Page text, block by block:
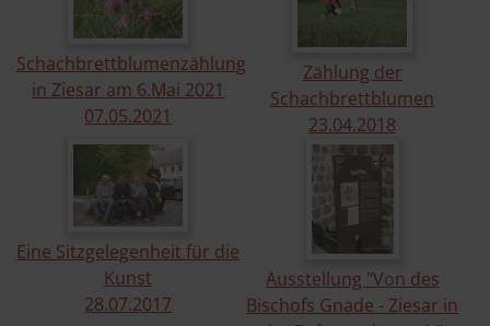
Schachbrettblumenzählung
in Ziesar am 6.Mai 2021
07.​05.​2021
Zählung der
Schachbrettblumen
23.​04.​2018
Eine Sitzgelegenheit für die
Kunst
28.​07.​2017
Ausstellung "Von des
Bischofs Gnade - Ziesar in